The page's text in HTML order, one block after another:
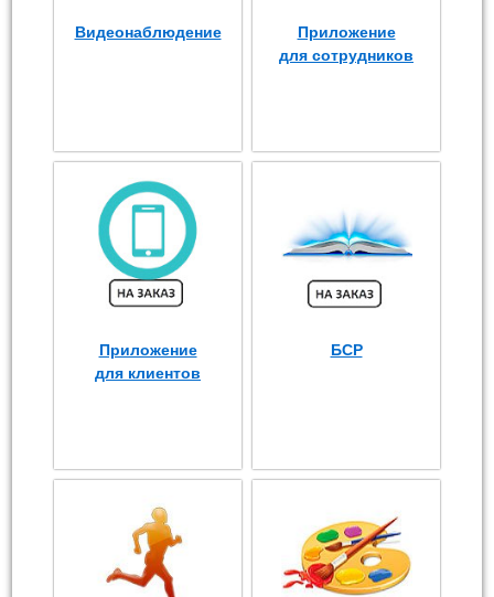
Видеонаблюдение
Приложение
для сотрудников
Приложение
для клиентов
БСР